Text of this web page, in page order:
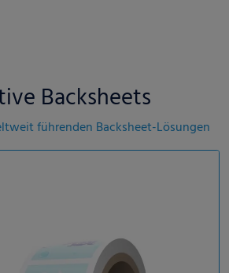
Backsheets
führenden Backsheet-Lösungen